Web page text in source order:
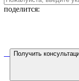
поделится: